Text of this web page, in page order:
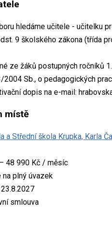
hledáme učitele - učitelku
9 školského zákona (třída
ze žáků postupných ročníků
2004 Sb., o pedagogických
dopis na e-mail:
místě
a Střední škola Krupka, Karla
48 990 Kč / měsíc
na plný úvazek
smlouva